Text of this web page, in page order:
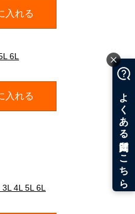
入れる
6L
入れる
4L 5L 6L